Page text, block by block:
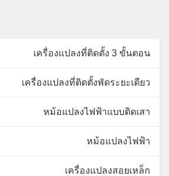
เครื่องแปลงที่ติดตั้ง 3 ขั้นตอน
เครื่องแปลงที่ติดตั้งพัดระยะเดียว
หม้อแปลงไฟฟ้าแบบติดเสา
หม้อแปลงไฟฟ้า
เครื่องแปลงสอยเหล็ก